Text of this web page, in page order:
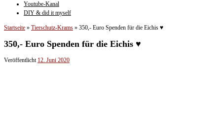
Youtube-Kanal
DIY & did it myself
Startseite » Tierschutz-Krams » 350,- Euro Spenden für die Eichis ♥
350,- Euro Spenden für die Eichis ♥
Veröffentlicht 12. Juni 2020